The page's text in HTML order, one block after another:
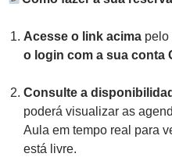
Acesse o link acima pelo
o login com a sua conta
Consulte a
poderá visualizar as
Aula em tempo real para
está livre.